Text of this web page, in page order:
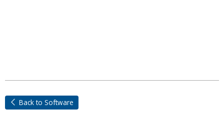
Back to Software